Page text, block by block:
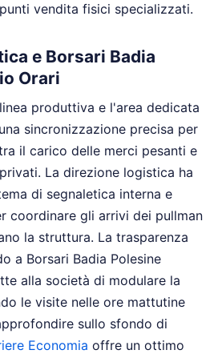
vendita fisici specializzati.
e Borsari Badia
Orari
produttiva e l'area dedicata
sincronizzazione precisa per
il carico delle merci pesanti e
La direzione logistica ha
di segnaletica interna e
coordinare gli arrivi dei pullman
la struttura. La trasparenza
a Borsari Badia Polesine
alla società di modulare la
le visite nelle ore mattutine
sullo sfondo di
Economia offre un ottimo